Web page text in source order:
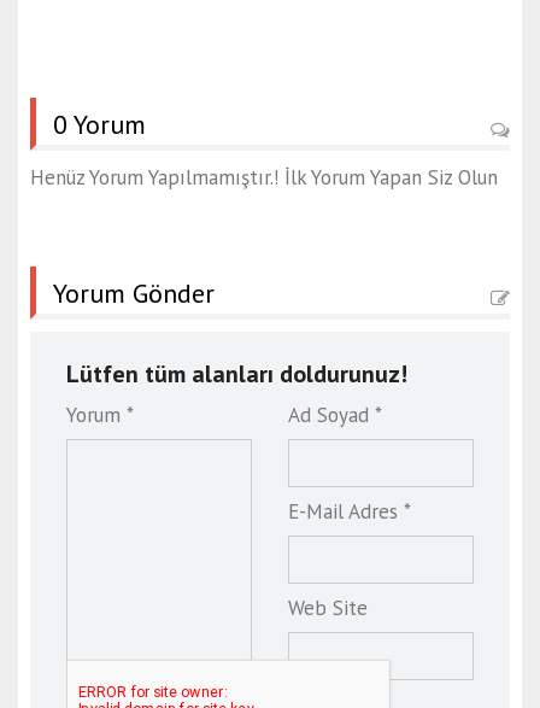
0 Yorum
Henüz Yorum Yapılmamıştır.! İlk Yorum Yapan Siz Olun
Yorum Gönder
Lütfen tüm alanları doldurunuz!
Yorum * Ad Soyad *
E-Mail Adres *
Web Site